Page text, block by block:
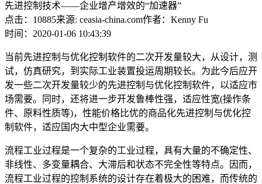
先进控制技术——企业增产增效的“加速器”
点击：10885来源: ceasia-china.com作者：Kenny Fu
时间：2020-01-06 10:43:39
当前先进控制与优化控制软件的二次开发量较大，从设计，测
试，仿真研究，到实际工业装置投运周期较长。为此今后应开
发一些二次开发量较少的先进控制与优化控制软件，以适应市
场需要。同时，还将进一步开发鲁棒性强，适应性宽(操作条
件、原料性质等)，性能价格比优的商品化先进控制与优化控
制软件，适应国内大中型企业需要。
流程工业过程是一个复杂的工业过程，具有大量的不确定性、
非线性、多变量耦合、大滞后和状态不完全性等特点。因而，
流程工业过程的控制系统的设计存在着极大的困难，而传统的